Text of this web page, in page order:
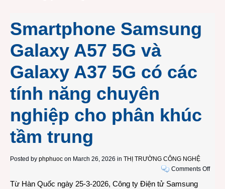
Smartphone Samsung
Galaxy A57 5G và
Galaxy A37 5G có các
tính năng chuyên
nghiệp cho phân khúc
tầm trung
Posted by phphuoc on March 26, 2026 in THỊ TRƯỜNG CÔNG NGHỆ
Comments Offon
Từ Hàn Quốc ngày 25-3-2026, Công ty Điện tử Samsung